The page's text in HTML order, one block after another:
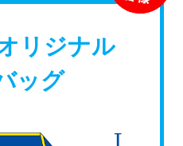
リジナル
ッグ